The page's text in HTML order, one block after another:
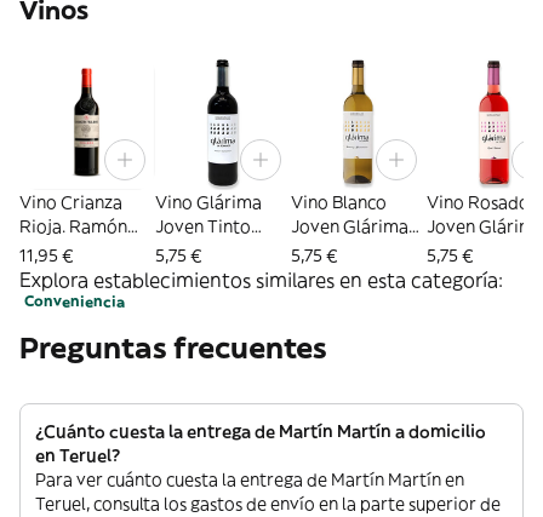
Vinos
Vino Crianza
Rioja. Ramón
Bilbao
11,95 €
Vino Glárima
Joven Tinto
Sommos (75 Cl.)
5,75 €
Vino Blanco
Joven Glárima
D.O Somontano
(75 Cl.)
5,75 €
Vino Rosado
Joven Glárima
D.O.
(75 Cl.)
5,75 €
Explora establecimientos similares en esta categoría:
Conveniencia
Preguntas frecuentes
¿Cuánto cuesta la entrega de Martín Martín a domicilio
en Teruel?
Para ver cuánto cuesta la entrega de Martín Martín en
Teruel, consulta los gastos de envío en la parte superior de